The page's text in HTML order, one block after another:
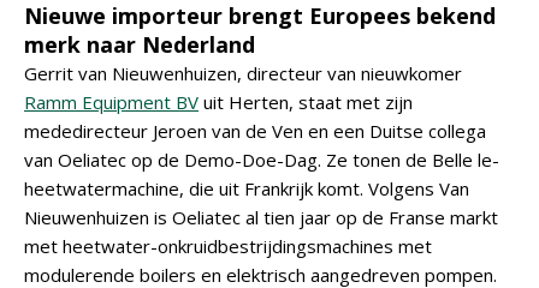
Nieuwe importeur brengt Europees bekend
merk naar Nederland
Gerrit van Nieuwenhuizen, directeur van nieuwkomer
Ramm Equipment BV uit Herten, staat met zijn
mededirecteur Jeroen van de Ven en een Duitse collega
van Oeliatec op de Demo-Doe-Dag. Ze tonen de Belle le-
heetwatermachine, die uit Frankrijk komt. Volgens Van
Nieuwenhuizen is Oeliatec al tien jaar op de Franse markt
met heetwater-onkruidbestrijdingsmachines met
modulerende boilers en elektrisch aangedreven pompen.